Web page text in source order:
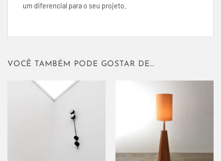
um diferencial para o seu projeto.
VOCÊ TAMBÉM PODE GOSTAR DE…